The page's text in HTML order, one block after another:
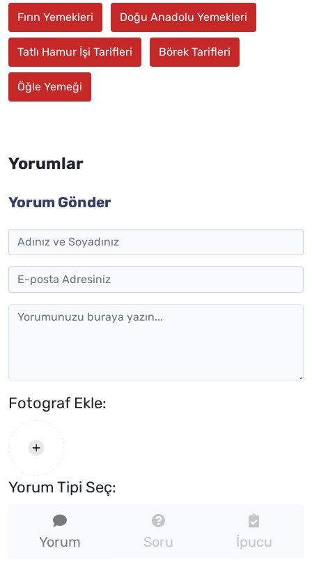
Fırın Yemekleri Doğu Anadolu Yemekleri
Tatlı Hamur İşi Tarifleri Börek Tarifleri
Öğle Yemeği
Yorumlar
Yorum Gönder
Fotograf Ekle:
Yorum Tipi Seç:
Yorum Soru İpucu